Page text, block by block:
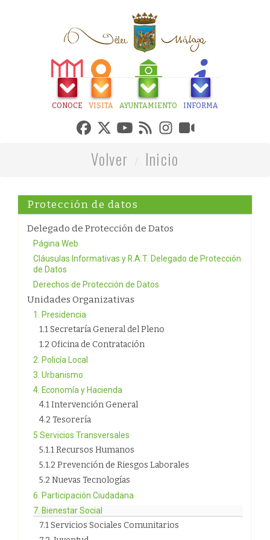
CONOCE VISITA AYUNTAMIENTO INFORMA
Volver Inicio
Protección de datos
Delegado de Protección de Datos
Página Web
Cláusulas Informativas y R.A.T. Delegado de Protección
de Datos
Derechos de Protección de Datos
Unidades Organizativas
1. Presidencia
1.1 Secretaría General del Pleno
1.2 Oficina de Contratación
2. Policía Local
3. Urbanismo
4. Economía y Hacienda
4.1 Intervención General
4.2 Tesorería
5 Servicios Transversales
5.1.1 Recursos Humanos
5.1.2 Prevención de Riesgos Laborales
5.2 Nuevas Tecnologías
6. Participación Ciudadana
7. Bienestar Social
7.1 Servicios Sociales Comunitarios